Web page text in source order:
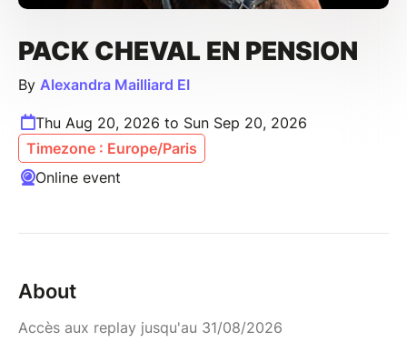
PACK CHEVAL EN PENSION
By Alexandra Mailliard EI
Thu Aug 20, 2026 to Sun Sep 20, 2026
Timezone : Europe/Paris
Online event
About
Accès aux replay jusqu'au 31/08/2026